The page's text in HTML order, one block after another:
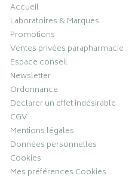
Accueil
Laboratoires & Marques
Promotions
Ventes privées parapharmacie
Espace conseil
Newsletter
Ordonnance
Déclarer un effet indésirable
CGV
Mentions légales
Données personnelles
Cookies
Mes préférences Cookies